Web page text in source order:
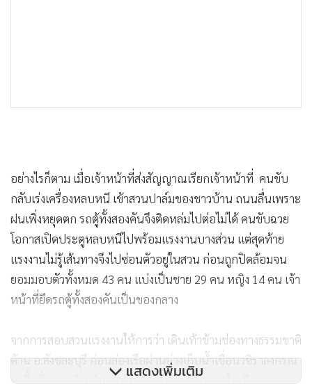
อย่างไรก็ตาม เมื่อเจ้าหน้าที่ส่งสัญญาณเรียกเจ้าหน้าที่ คนขับ
กลับเร่งเครื่องหลบหนี เข้าสวนปาล์มของชาวบ้าน ถนนลื่นเพราะ
ฝนเพิ่งหยุดตก รถตู้ทั้งสองคันจึงติดหล่มไปต่อไม่ได้ คนขับฉวย
โอกาสเปิดประตูหลบหนีไปพร้อมแรงงานบางส่วน แต่สุดท้าย
แรงงานไม่รู้เส้นทางจึงไปซ่อนตัวอยู่ในสวน ก่อนถูกปิดล้อมจน
ยอมมอบตัวทั้งหมด 43 คน แบ่งเป็นชาย 29 คน หญิง 14 คน เจ้า
หน้าที่ยึดรถตู้ทั้งสองคันเป็นของกลาง
จากการสอบสวนแรงงานให้การว่า เดินเท้าข้ามช่องทางธรรมชาติ
ด้าน อ.สังขละบุรี ก่อนล่องเรือผ่านอ่างเก็บน้ำเขื่อนวชิราลงกรณ
มาขึ้นฝั่ง และมีรถตู้มารอรับเพื่อไปยังจุดพักคอยในเมือง
แสดงเพิ่มเติม